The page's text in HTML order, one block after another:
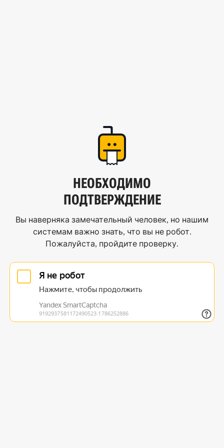
НЕОБХОДИМО
ПОДТВЕРЖДЕНИЕ
Вы наверняка замечательный человек, но нашим
системам важно знать, что вы не робот.
Пожалуйста, пройдите проверку.